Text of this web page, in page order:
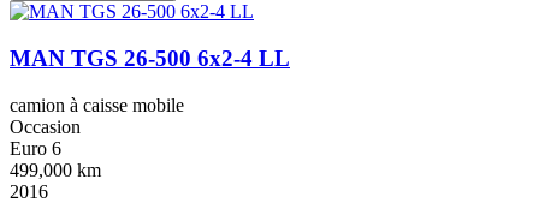
MAN TGS 26-500 6x2-4 LL
camion à caisse mobile
Occasion
Euro 6
499,000 km
2016